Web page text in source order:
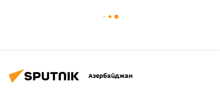
Азербайджан